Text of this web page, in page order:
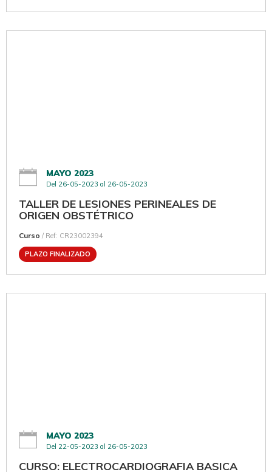
MAYO 2023
Del 26-05-2023 al 26-05-2023
TALLER DE LESIONES PERINEALES DE
ORIGEN OBSTÉTRICO
Curso / Ref: CR23002394
PLAZO FINALIZADO
MAYO 2023
Del 22-05-2023 al 26-05-2023
CURSO: ELECTROCARDIOGRAFIA BASICA